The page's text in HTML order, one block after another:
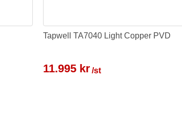
Tapwell TA7040 Light Copper PVD
11.995 kr/st